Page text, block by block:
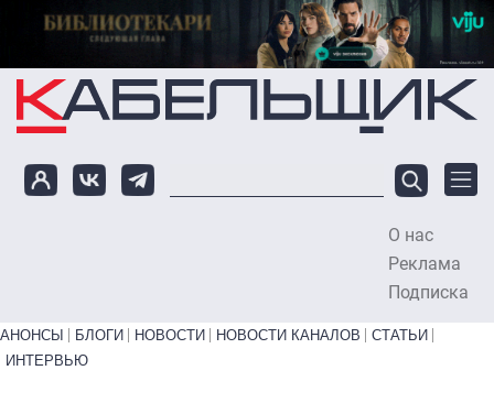
Перейти к основному содержанию
О нас
Реклама
Подписка
Primary links bottom
АНОНСЫ БЛОГИ НОВОСТИ НОВОСТИ КАНАЛОВ
СТАТЬИ
ИНТЕРВЬЮ